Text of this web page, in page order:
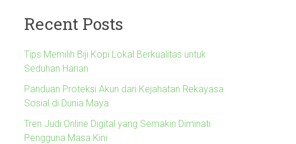
Recent Posts
Tips Memilih Biji Kopi Lokal Berkualitas untuk
Seduhan Harian
Panduan Proteksi Akun dari Kejahatan Rekayasa
Sosial di Dunia Maya
Tren Judi Online Digital yang Semakin Diminati
Pengguna Masa Kini